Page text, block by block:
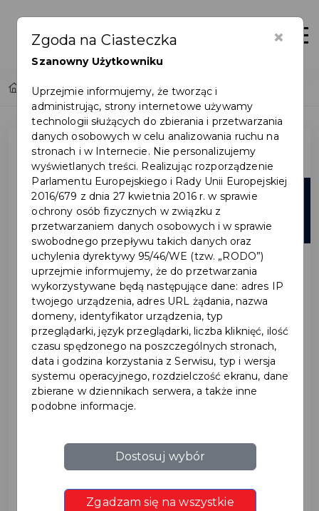
Home Lista aktualności
Kino na bursztynowym
szlaku znów otwarte!
×
Zgoda na Ciasteczka
Szanowny Użytkowniku
Uprzejmie informujemy, że tworząc i
administrując, strony internetowe używamy
technologii służących do zbierania i przetwarzania
danych osobowych w celu analizowania ruchu na
stronach i w Internecie. Nie personalizujemy
wyświetlanych treści. Realizując rozporządzenie
Parlamentu Europejskiego i Rady Unii Europejskiej
2016/679 z dnia 27 kwietnia 2016 r. w sprawie
ochrony osób fizycznych w związku z
przetwarzaniem danych osobowych i w sprawie
swobodnego przepływu takich danych oraz
uchylenia dyrektywy 95/46/WE (tzw. „RODO”)
uprzejmie informujemy, że do przetwarzania
wykorzystywane będą następujące dane: adres IP
twojego urządzenia, adres URL żądania, nazwa
domeny, identyfikator urządzenia, typ
przeglądarki, język przeglądarki, liczba kliknięć, ilość
czasu spędzonego na poszczególnych stronach,
data i godzina korzystania z Serwisu, typ i wersja
systemu operacyjnego, rozdzielczość ekranu, dane
zbierane w dziennikach serwera, a także inne
podobne informacje.
Dostosuj wybór
Zgadzam się na wszystkie